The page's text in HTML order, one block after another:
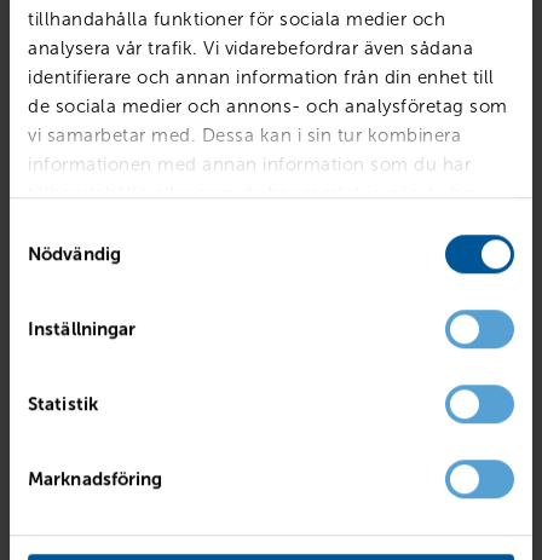
tillhandahålla funktioner för sociala medier och
analysera vår trafik. Vi vidarebefordrar även sådana
identifierare och annan information från din enhet till
de sociala medier och annons- och analysföretag som
vi samarbetar med. Dessa kan i sin tur kombinera
informationen med annan information som du har
tillhandahållit eller som de har samlat in när du har
Nödvändig
Inställningar
Statistik
Marknadsföring
Örebro
449 750kr